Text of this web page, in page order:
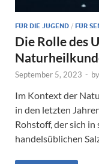
FÜR DIE JUGEND / FÜR
Die Rolle des
September 5, 2023 - by
Im Kontext der
in den letzten
Rohstoff, der sich
handelsüblichen